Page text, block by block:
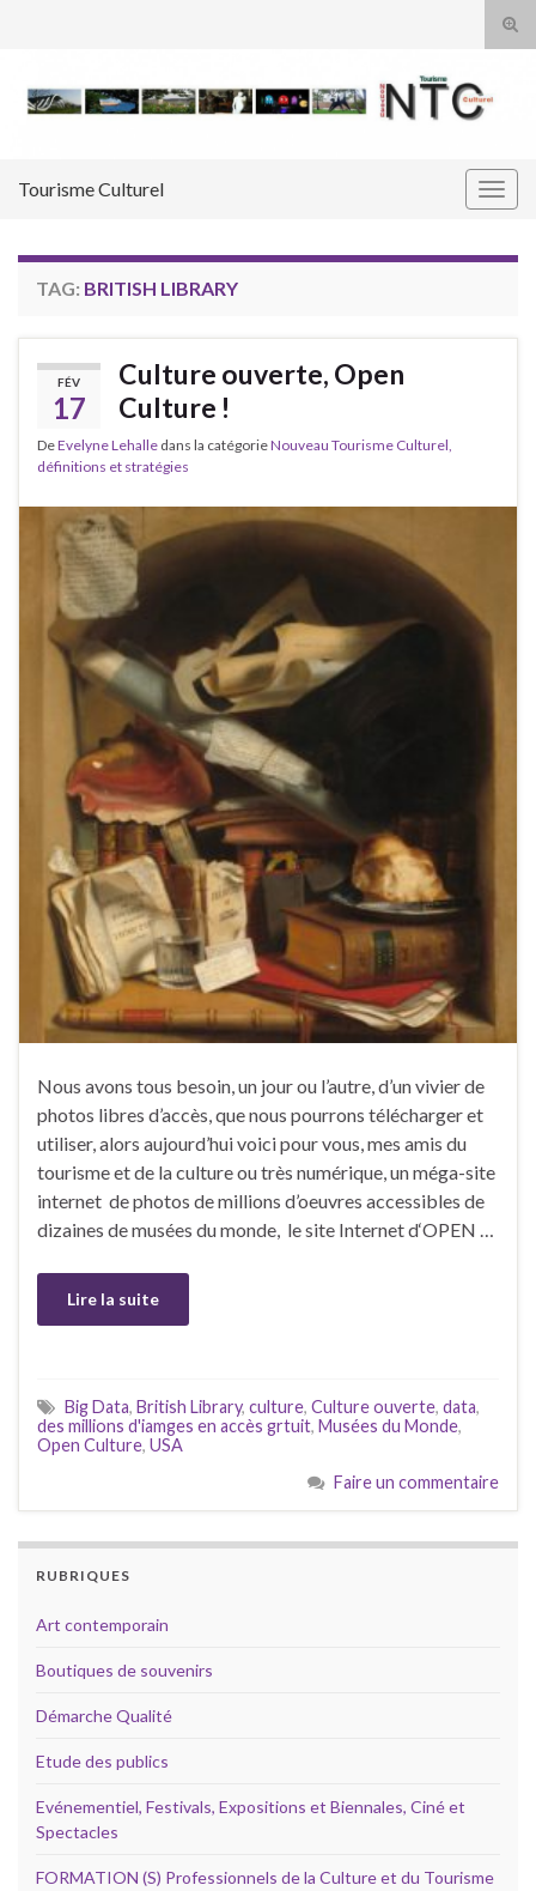
Tourisme Culturel
TAG: BRITISH LIBRARY
FÉV
17
Culture ouverte, Open
Culture !
DeEvelyne Lehalle dans la catégorieNouveau Tourisme Culturel,
définitions et stratégies
Nous avons tous besoin, un jour ou l’autre, d’un vivier de
photos libres d’accès, que nous pourrons télécharger et
utiliser, alors aujourd’hui voici pour vous, mes amis du
tourisme et de la culture ou très numérique, un méga-site
internet de photos de millions d’oeuvres accessibles de
dizaines de musées du monde, le site Internet d‘OPEN …
Lire la suite
Big Data, British Library, culture, Culture ouverte, data,
des millions d'iamges en accès grtuit, Musées du Monde,
Open Culture, USA
Faire un commentaire
RUBRIQUES
Art contemporain
Boutiques de souvenirs
Démarche Qualité
Etude des publics
Evénementiel, Festivals, Expositions et Biennales, Ciné et
Spectacles
FORMATION (S) Professionnels de la Culture et du Tourisme